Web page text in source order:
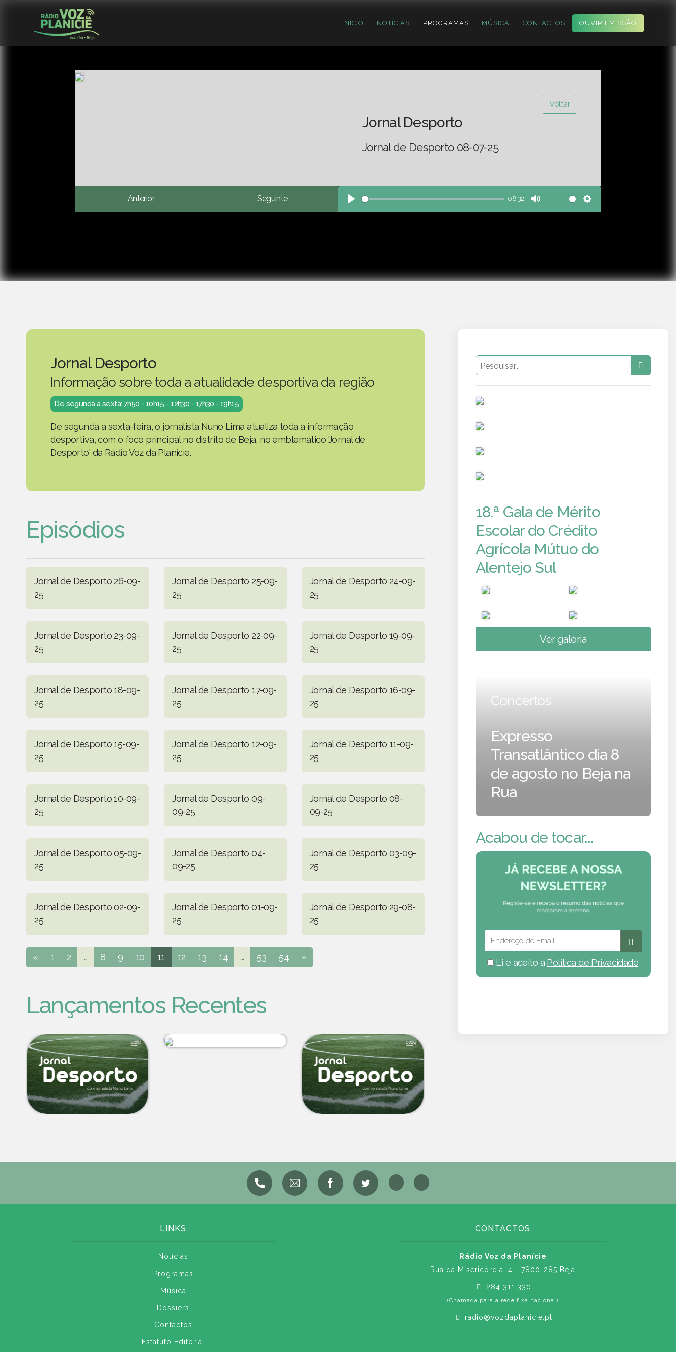
INÍCIO NOTÍCIAS PROGRAMAS MÚSICA CONTACTOS OUVIR EMISSÃO
Voltar
Jornal Desporto
Jornal de Desporto 08-07-25
Anterior Seguinte
Play
08:32
Mute Settings
Jornal Desporto
Informação sobre toda a atualidade desportiva da região
De segunda a sexta: 7h50 - 10h15 - 12h30 - 17h30 - 19h15
De segunda a sexta-feira, o jornalista Nuno Lima atualiza toda a informação
desportiva, com o foco principal no distrito de Beja, no emblemático 'Jornal de
Desporto' da Rádio Voz da Planície.
Episódios
Jornal de Desporto 26-09-
25
Jornal de Desporto 25-09-
25
Jornal de Desporto 24-09-
25
Jornal de Desporto 23-09-
25
Jornal de Desporto 22-09-
25
Jornal de Desporto 19-09-
25
Jornal de Desporto 18-09-
25
Jornal de Desporto 17-09-
25
Jornal de Desporto 16-09-
25
Jornal de Desporto 15-09-
25
Jornal de Desporto 12-09-
25
Jornal de Desporto 11-09-
25
Jornal de Desporto 10-09-
25
Jornal de Desporto 09-
09-25
Jornal de Desporto 08-
09-25
Jornal de Desporto 05-09-
25
Jornal de Desporto 04-
09-25
Jornal de Desporto 03-09-
25
Jornal de Desporto 02-09-
25
Jornal de Desporto 01-09-
25
Jornal de Desporto 29-08-
25
« 1 2 ... 8 9 10 11 12 13 14 ... 53 54 »
Lançamentos Recentes
18.ª Gala de Mérito
Escolar do Crédito
Agrícola Mútuo do
Alentejo Sul
Ver galeria
Concertos
Expresso
Transatlântico dia 8
de agosto no Beja na
Rua
Acabou de tocar...
Li e aceito a Política de Privacidade
LINKS
Notícias
Programas
Música
Dossiers
Contactos
Estatuto Editorial
CONTACTOS
Rádio Voz da Planície
Rua da Misericórdia, 4 - 7800-285 Beja
284 311 330
(Chamada para a rede fixa nacional)
radio@vozdaplanicie.pt